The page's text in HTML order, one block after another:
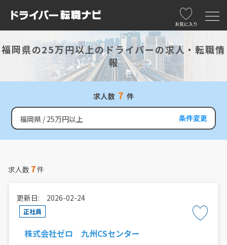
お気に入り
福岡県の25万円以上のドライバーの求人・転職情
報
求人数 7 件
福岡県 25万円以上 条件変更
求人数 7件
更新日: 2026-02-24
正社員
株式会社ゼロ 九州CSセンター